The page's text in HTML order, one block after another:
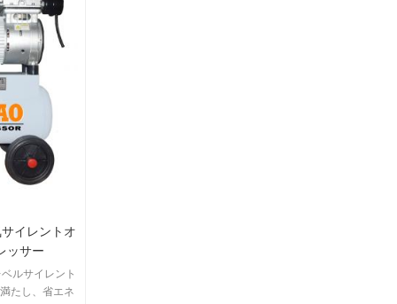
イレントオ
ッサー
ルサイレント
たし、省エネ